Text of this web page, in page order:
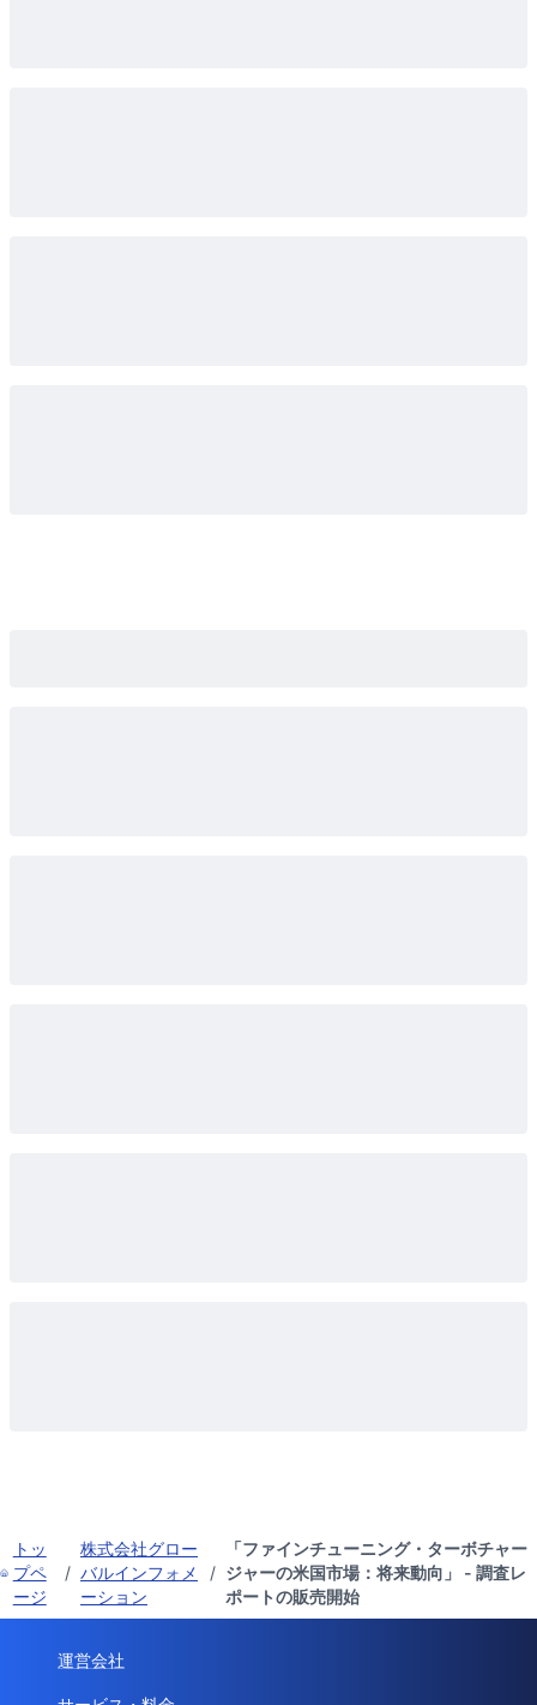
トッ
プペ
ージ
/
株式会社グロー
バルインフォメ
ーション
/
「ファインチューニング・ターボチャー
ジャーの米国市場：将来動向」 - 調査レ
ポートの販売開始
運営会社